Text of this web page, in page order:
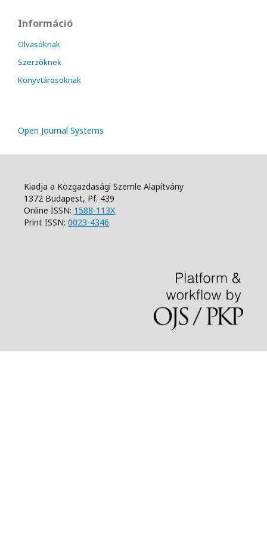
Információ
Olvasóknak
Szerzőknek
Könyvtárosoknak
Open Journal Systems
Kiadja a Közgazdasági Szemle Alapítvány
1372 Budapest, Pf. 439
Online ISSN: 1588-113X
Print ISSN: 0023-4346